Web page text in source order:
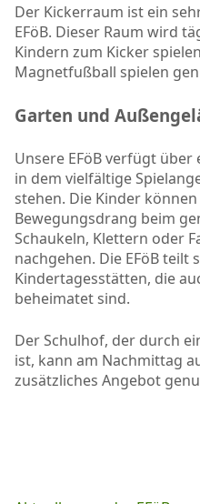
Der Kickerraum ist ein
EFöB. Dieser Raum wird
Kindern zum Kicker
Magnetfußball spielen
Garten und
Unsere EFöB verfügt
in dem vielfältige
stehen. Die Kinder
Bewegungsdrang beim
Schaukeln, Klettern oder
nachgehen. Die EFöB teilt
Kindertagesstätten, die
beheimatet sind.
Der Schulhof, der durch
ist, kann am Nachmittag
zusätzliches Angebot